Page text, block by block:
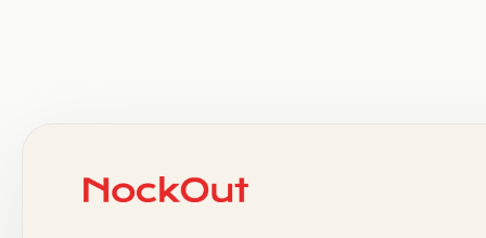
.   +   .   .   o   .   .   .   .   .   .   :   .
.   .   .   o   .   .   .   .   .   .   .   .   x   .